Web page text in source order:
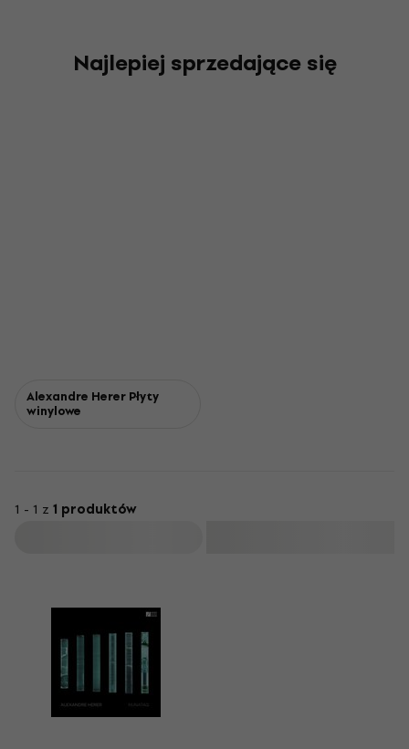
Najlepiej sprzedające się
Alexandre Herer Płyty
winylowe
1 - 1 z 1 produktów